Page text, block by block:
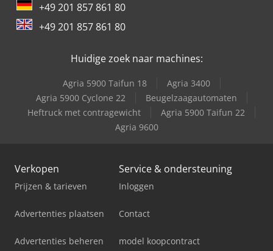
+49 201 857 861 80
+49 201 857 861 80
Huidige zoek naar machines:
Agria 5900 Taifun 18
Agria 3400
Agria 5900 Cyclone 22
Beugelzaagautomaten
Heftruck met contragewicht
Agria 5900 Taifun 22
Agria 9600
Verkopen
Prijzen & tarieven
Advertenties plaatsen
Advertenties beheren
Service & ondersteuning
Inloggen
Contact
model koopcontract